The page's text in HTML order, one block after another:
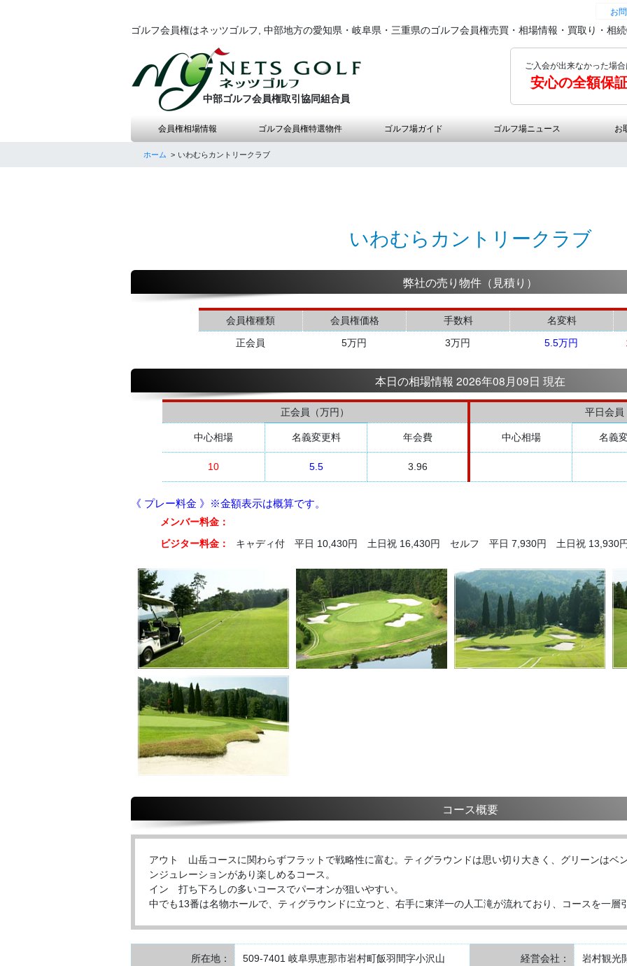
お
ゴルフ会員権はネッツゴルフ, 中部地方の愛知県・岐阜県・三重県のゴルフ会員権売買・相場情報・買取り・相
中部ゴルフ会員権取引協同組合員
ご入会が出来なかった場
安心の全額保
会員権相場情報 ゴルフ会員権特選物件 ゴルフ場ガイド ゴルフ場ニュース お
ホーム いわむらカントリークラブ
いわむらカントリークラブ
弊社の売り物件（見積り）
会員権種類 会員権価格 手数料
名変料
正会員
5万円 3万円 5.5万円
本日の相場情報 2026年08月09日 現在
正会員（万円） 平日会員
中心相場 名義変更料 年会費 中心相場 名義
10 5.5 3.96
《 プレー料金 》※金額表示は概算です。
メンバー料金：
ビジター料金：
キャディ付 平日 10,430円 土日祝 16,430円 セルフ 平日 7,930円 土日祝 13,930
コース概要
アウト 山岳コースに関わらずフラットで戦略性に富む。ティグラウンドは思い切り大きく、グリーンはベ
ンジュレーションがあり楽しめるコース。
イン 打ち下ろしの多いコースでパーオンが狙いやすい。
中でも13番は名物ホールで、ティグラウンドに立つと、右手に東洋一の人工滝が流れており、コースを一層
所在地：
509-7401 岐阜県恵那市岩村町飯羽間字小沢山
経営会社： 岩村観光